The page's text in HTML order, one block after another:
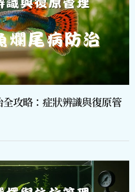
攻略：症狀辨識與復原管